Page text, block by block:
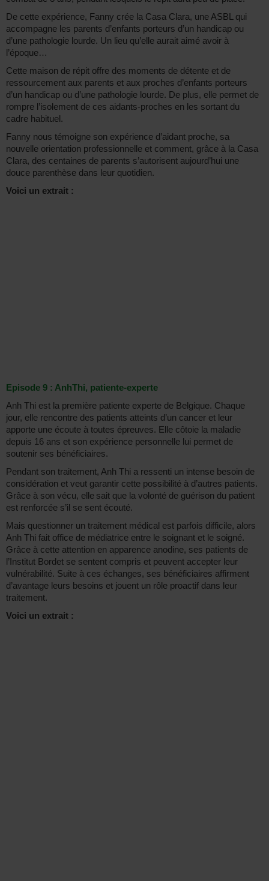
De cette expérience, Fanny crée la Casa Clara, une ASBL qui
accompagne les parents d’enfants porteurs d’un handicap ou
d’une pathologie lourde. Un lieu qu’elle aurait aimé avoir à
l’époque…
Cette maison de répit offre des moments de détente et de
ressourcement aux parents et aux proches d’enfants porteurs
d’un handicap ou d’une pathologie lourde. De plus, elle permet de
rompre l’isolement de ces aidants-proches en les sortant du
cadre habituel.
Fanny nous témoigne son expérience d’aidant proche, sa
nouvelle orientation professionnelle et comment, grâce à la Casa
Clara, des centaines de parents s’autorisent aujourd’hui une
douce parenthèse dans leur quotidien.
Voici un extrait :
Episode 9 : AnhThi, patiente-experte
Anh Thi est la première patiente experte de Belgique. Chaque
jour, elle rencontre des patients atteints d’un cancer et leur
apporte une écoute à toutes épreuves. Elle côtoie la maladie
depuis 16 ans et son expérience personnelle lui permet de
soutenir ses bénéficiaires.
Pendant son traitement, Anh Thi a ressenti un intense besoin de
considération et veut garantir cette possibilité à d’autres patients.
Grâce à son vécu, elle sait que la volonté de guérison du patient
est renforcée s’il se sent écouté.
Mais questionner un traitement médical est parfois difficile, alors
Anh Thi fait office de médiatrice entre le soignant et le soigné.
Grâce à cette attention en apparence anodine, ses patients de
l’Institut Bordet se sentent compris et peuvent accepter leur
vulnérabilité. Suite à ces échanges, ses bénéficiaires affirment
d’avantage leurs besoins et jouent un rôle proactif dans leur
traitement.
Voici un extrait :